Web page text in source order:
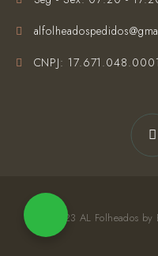
CNPJ:
© 2023 AL Folheados by